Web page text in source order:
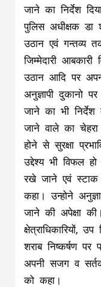
जाने का निर्देश
पुलिस अधीक्षक डा
उठान एवं गन्तव्य
जिम्मेदारी
उठान आदि पर
अनुज्ञापी दुकानो
जाने का भी
जाने वाले का चेहरा
होने से सुरक्षा
उद्देश्य भी विफल
रखे जाने एवं
कहा। उन्होने
जाने की अपेक्षा
क्षेत्राधिकारियों,
शराब निष्कर्षण
अपनी सजग व
को कहा।